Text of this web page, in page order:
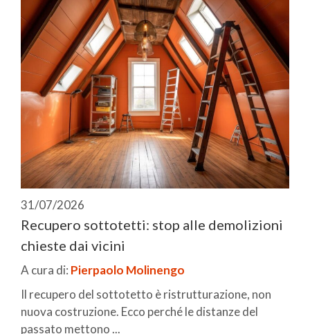
31/07/2026
Recupero sottotetti: stop alle demolizioni
chieste dai vicini
A cura di: Pierpaolo Molinengo
Il recupero del sottotetto è ristrutturazione, non
nuova costruzione. Ecco perché le distanze del
passato mettono ...